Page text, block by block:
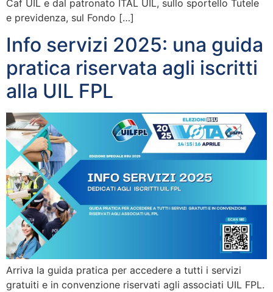
Caf UIL e dal patronato ITAL UIL, sullo sportello Tutele
e previdenza, sul Fondo […]
Info servizi 2025: una guida
pratica riservata agli iscritti
alla UIL FPL
Arriva la guida pratica per accedere a tutti i servizi
gratuiti e in convenzione riservati agli associati UIL FPL.